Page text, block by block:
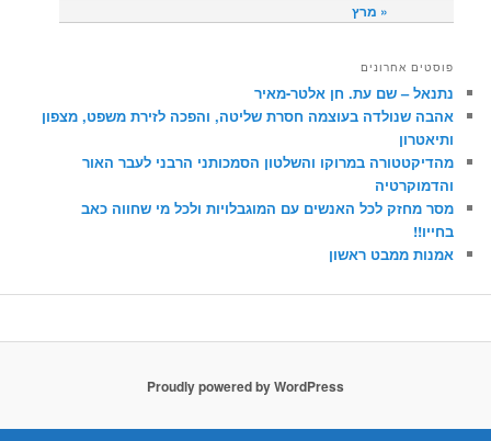
« מרץ
פוסטים אחרונים
נתנאל – שם עת. חן אלטר-מאיר
אהבה שנולדה בעוצמה חסרת שליטה, והפכה לזירת משפט, מצפון
ותיאטרון
מהדיקטטורה במרוקו והשלטון הסמכותני הרבני לעבר האור
והדמוקרטיה
מסר מחזק לכל האנשים עם המוגבלויות ולכל מי שחווה כאב
בחייו!!
אמנות ממבט ראשון
Proudly powered by WordPress